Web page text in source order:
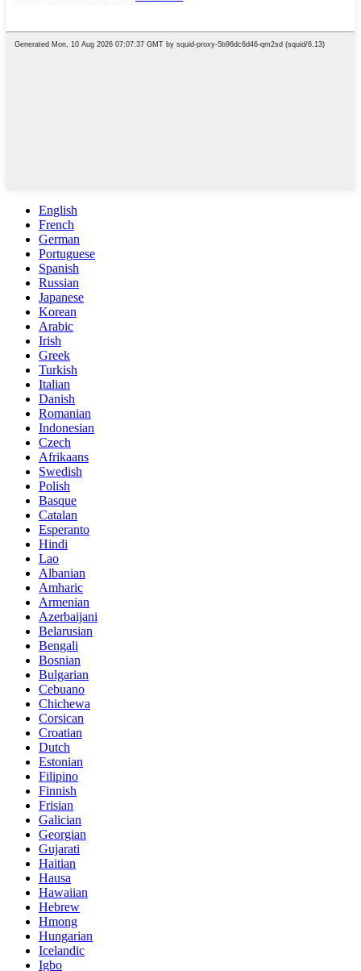
English
French
German
Portuguese
Spanish
Russian
Japanese
Korean
Arabic
Irish
Greek
Turkish
Italian
Danish
Romanian
Indonesian
Czech
Afrikaans
Swedish
Polish
Basque
Catalan
Esperanto
Hindi
Lao
Albanian
Amharic
Armenian
Azerbaijani
Belarusian
Bengali
Bosnian
Bulgarian
Cebuano
Chichewa
Corsican
Croatian
Dutch
Estonian
Filipino
Finnish
Frisian
Galician
Georgian
Gujarati
Haitian
Hausa
Hawaiian
Hebrew
Hmong
Hungarian
Icelandic
Igbo